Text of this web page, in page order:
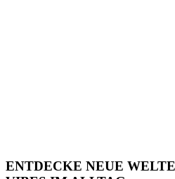
ENTDECKE NEUE